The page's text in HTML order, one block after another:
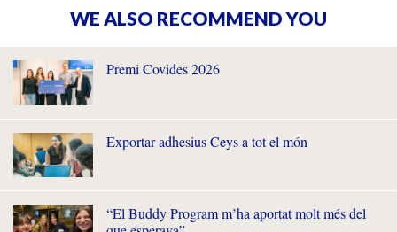
WE ALSO RECOMMEND YOU
Premi Covides 2026
Exportar adhesius Ceys a tot el món
“El Buddy Program m’ha aportat molt més del